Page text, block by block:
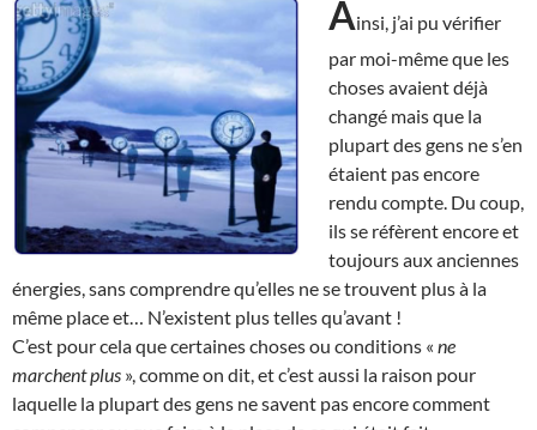
Ainsi, j’ai pu vérifier
par moi-même que les
choses avaient déjà
changé mais que la
plupart des gens ne s’en
étaient pas encore
rendu compte. Du coup,
ils se réfèrent encore et
toujours aux anciennes
énergies, sans comprendre qu’elles ne se trouvent plus à la
même place et… N’existent plus telles qu’avant !
C’est pour cela que certaines choses ou conditions « ne
marchent plus », comme on dit, et c’est aussi la raison pour
laquelle la plupart des gens ne savent pas encore comment